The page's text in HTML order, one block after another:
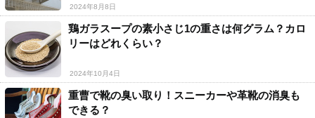
2024年8月8日
鶏ガラスープの素小さじ1の重さは何グラム？カロ
リーはどれくらい？
2024年10月4日
重曹で靴の臭い取り！スニーカーや革靴の消臭も
できる？